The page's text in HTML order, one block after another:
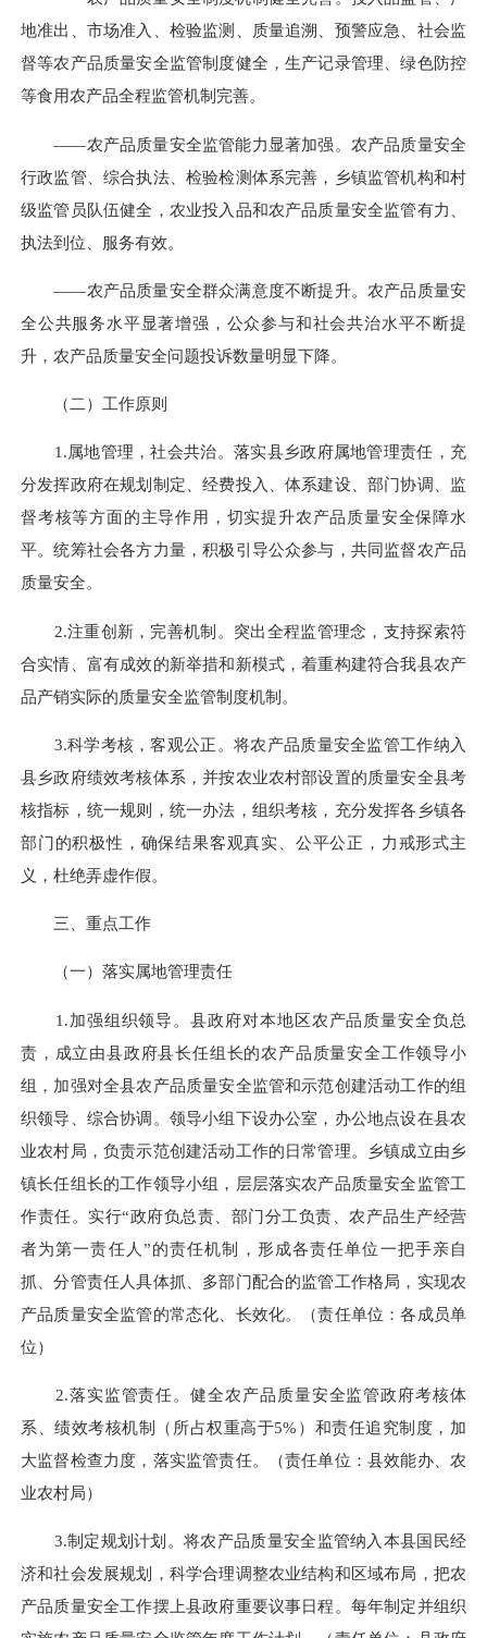
地准出、市场准入、检验监测、质量追溯、预警应急、社会监
督等农产品质量安全监管制度健全，生产记录管理、绿色防控
等食用农产品全程监管机制完善。
——农产品质量安全监管能力显著加强。 农产品质量安全
行政监管、综合执法、检验检测体系完善，乡镇监管机构和村
级监管员队伍健全，农业投入品和农产品质量安全监管有力、
执法到位、服务有效。
——农产品质量安全群众满意度不断提升。农产品质量安
全公共服务水平显著增强，公众参与和社会共治水平不断提
升，农产品质量安全问题投诉数量明显下降。
（二）工作原则
1.属地管理，社会共治。落实县乡政府属地管理责任，充
分发挥政府在规划制定、经费投入、体系建设、部门协调、监
督考核等方面的主导作用，切实提升农产品质量安全保障水
平。统筹社会各方力量，积极引导公众参与，共同监督农产品
质量安全。
2.注重创新，完善机制。 突出全程监管理念，支持探索符
合实情、富有成效的新举措和新模式，着重构建符合我县农产
品产销实际的质量安全监管制度机制。
3.科学考核，客观公正。将农产品质量安全监管工作纳入
县乡政府绩效考核体系，并按农业农村部设置的质量安全县考
核指标，统一规则，统一办法，组织考核，充分发挥各乡镇各
部门的积极性，确保结果客观真实、公平公正，力戒形式主
义，杜绝弄虚作假。
三、重点工作
（一）落实属地管理责任
1.加强组织领导。县政府对本地区农产品质量安全负总
责，成立由县政府县长任组长的农产品质量安全工作领导小
组，加强对全县农产品质量安全监管和示范创建活动工作的组
织领导、综合协调。领导小组下设办公室，办公地点设在县农
业农村局，负责示范创建活动工作的日常管理。乡镇成立由乡
镇长任组长的工作领导小组，层层落实农产品质量安全监管工
作责任。实行“政府负总责、部门分工负责、农产品生产经营
者为第一责任人”的责任机制，形成各责任单位一把手亲自
抓、分管责任人具体抓、多部门配合的监管工作格局，实现农
产品质量安全监管的常态化、长效化。（责任单位：各成员单
位）
2.落实监管责任。健全农产品质量安全监管政府考核体
系、绩效考核机制（ 所占权重高于5% ） 和责任追究制度，加
大监督检查力度，落实监管责任。
（责任单位：县效能办、农
业农村局）
3.制定规划计划。将农产品质量安全监管纳入本县国民经
济和社会发展规划， 科学合理调整农业结构和区域布局， 把农
产品质量安全工作摆上县政府重要议事日程。每年制定并组织